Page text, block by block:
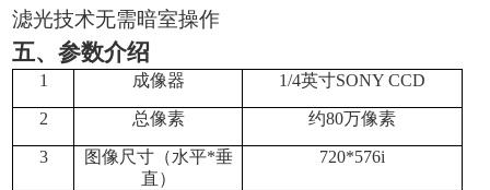
滤光技术无需暗室操作
五、参数介绍
1 成像器 1/4英寸SONY CCD
2 总像素 约80万像素
3
图像尺寸（水平*垂
直）
720*576i